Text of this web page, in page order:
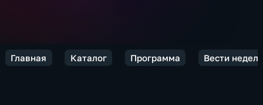
Главная Каталог Программа Вести